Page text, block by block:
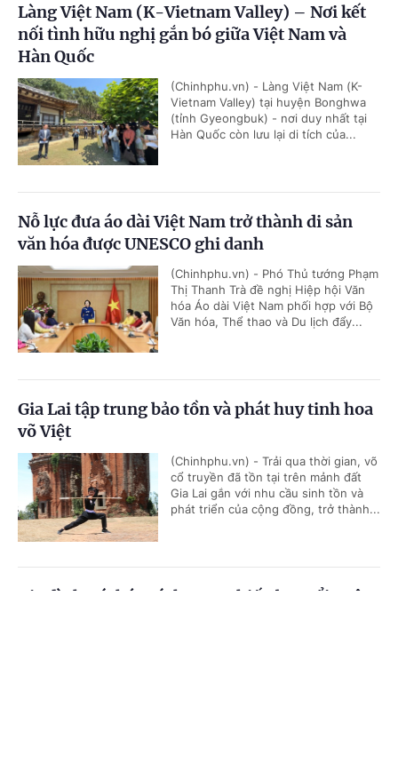
Làng Việt Nam (K-Vietnam Valley) – Nơi kết
nối tình hữu nghị gắn bó giữa Việt Nam và
Hàn Quốc
(Chinhphu.vn) - Làng Việt Nam (K-
Vietnam Valley) tại huyện Bonghwa
(tỉnh Gyeongbuk) - nơi duy nhất tại
Hàn Quốc còn lưu lại di tích của...
Nỗ lực đưa áo dài Việt Nam trở thành di sản
văn hóa được UNESCO ghi danh
(Chinhphu.vn) - Phó Thủ tướng Phạm
Thị Thanh Trà đề nghị Hiệp hội Văn
hóa Áo dài Việt Nam phối hợp với Bộ
Văn hóa, Thể thao và Du lịch đẩy...
Gia Lai tập trung bảo tồn và phát huy tinh hoa
võ Việt
(Chinhphu.vn) - Trải qua thời gian, võ
cổ truyền đã tồn tại trên mảnh đất
Gia Lai gắn với nhu cầu sinh tồn và
phát triển của cộng đồng, trở thành...
Gia đình trí thức cách mạng hiến ba tuổi xuân